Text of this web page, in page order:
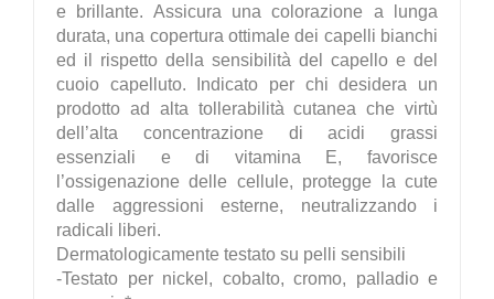
e brillante. Assicura una colorazione a lunga
durata, una copertura ottimale dei capelli bianchi
ed il rispetto della sensibilità del capello e del
cuoio capelluto. Indicato per chi desidera un
prodotto ad alta tollerabilità cutanea che virtù
dell’alta concentrazione di acidi grassi
essenziali e di vitamina E, favorisce
l’ossigenazione delle cellule, protegge la cute
dalle aggressioni esterne, neutralizzando i
radicali liberi.
Dermatologicamente testato su pelli sensibili
-Testato per nickel, cobalto, cromo, palladio e